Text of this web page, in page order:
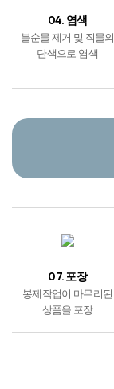
04. 염색
불순물 제거 및 직물의
단색으로 염색
07. 포장
봉제작업이 마무리된
상품을 포장